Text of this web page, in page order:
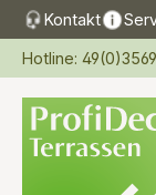
Zur
Kontakt
Hotline: